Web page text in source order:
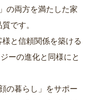
の両方を満たした家
です。
と信頼関係を築ける
の暮らし」をサポー